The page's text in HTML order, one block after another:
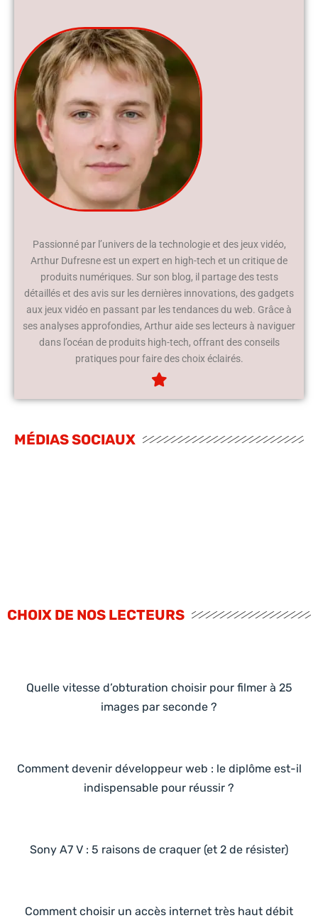
Passionné par l’univers de la technologie et des jeux vidéo,
Arthur Dufresne est un expert en high-tech et un critique de
produits numériques. Sur son blog, il partage des tests
détaillés et des avis sur les dernières innovations, des gadgets
aux jeux vidéo en passant par les tendances du web. Grâce à
ses analyses approfondies, Arthur aide ses lecteurs à naviguer
dans l’océan de produits high-tech, offrant des conseils
pratiques pour faire des choix éclairés.
MÉDIAS SOCIAUX
CHOIX DE NOS LECTEURS
Quelle vitesse d’obturation choisir pour filmer à 25
images par seconde ?
Comment devenir développeur web : le diplôme est-il
indispensable pour réussir ?
Sony A7 V : 5 raisons de craquer (et 2 de résister)
Comment choisir un accès internet très haut débit